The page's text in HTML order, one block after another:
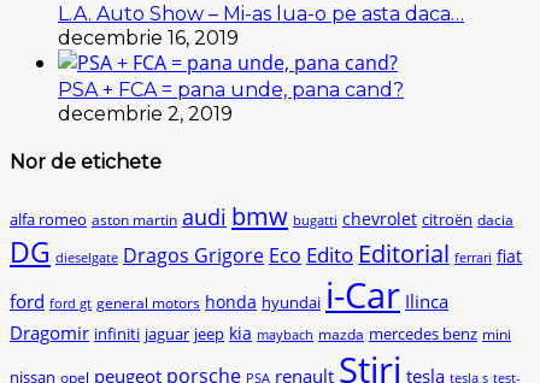
L.A. Auto Show – Mi-as lua-o pe asta daca…
decembrie 16, 2019
PSA + FCA = pana unde, pana cand?
decembrie 2, 2019
Nor de etichete
alfa romeo aston martin audi bmw bugatti chevrolet citroën dacia
DG dieselgate Dragos Grigore Eco Edito Editorial ferrari fiat
ford ford gt general motors honda hyundai i-Car Ilinca
Dragomir infiniti jaguar jeep kia maybach mazda mercedes benz mini
nissan opel peugeot porsche PSA renault Stiri tesla tesla s test-